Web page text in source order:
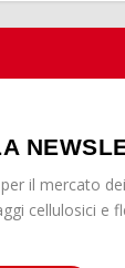
il mercato dei
cellulosici e